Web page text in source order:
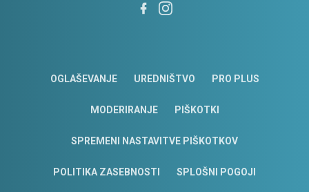
OGLAŠEVANJE UREDNIŠTVO PRO PLUS
MODERIRANJE PIŠKOTKI
SPREMENI NASTAVITVE PIŠKOTKOV
POLITIKA ZASEBNOSTI SPLOŠNI POGOJI